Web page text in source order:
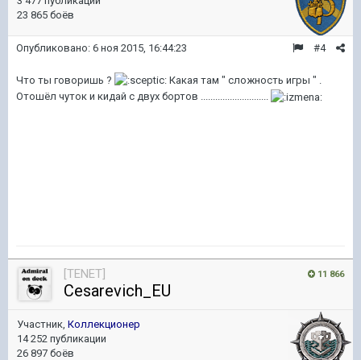
23 865 боёв
#4
Опубликовано: 6 ноя 2015, 16:44:23
Что ты говоришь ?
Какая там " сложность игры " .
Отошёл чуток и кидай с двух бортов ............................
11 866
[TENET]
Cesarevich_EU
Участник, Коллекционер
14 252 публикации
26 897 боёв